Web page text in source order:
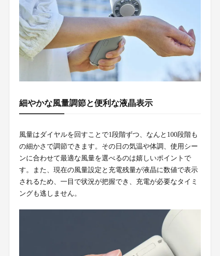
細やかな風量調節と便利な液晶表示
風量はダイヤルを回すことで1段階ずつ、なんと100段階も
の細かさで調節できます。その日の気温や体調、使用シー
ンに合わせて最適な風量を選べるのは嬉しいポイントで
す。また、現在の風量設定と充電残量が液晶に数値で表示
されるため、一目で状況が把握でき、充電が必要なタイミ
ングも逃しません。